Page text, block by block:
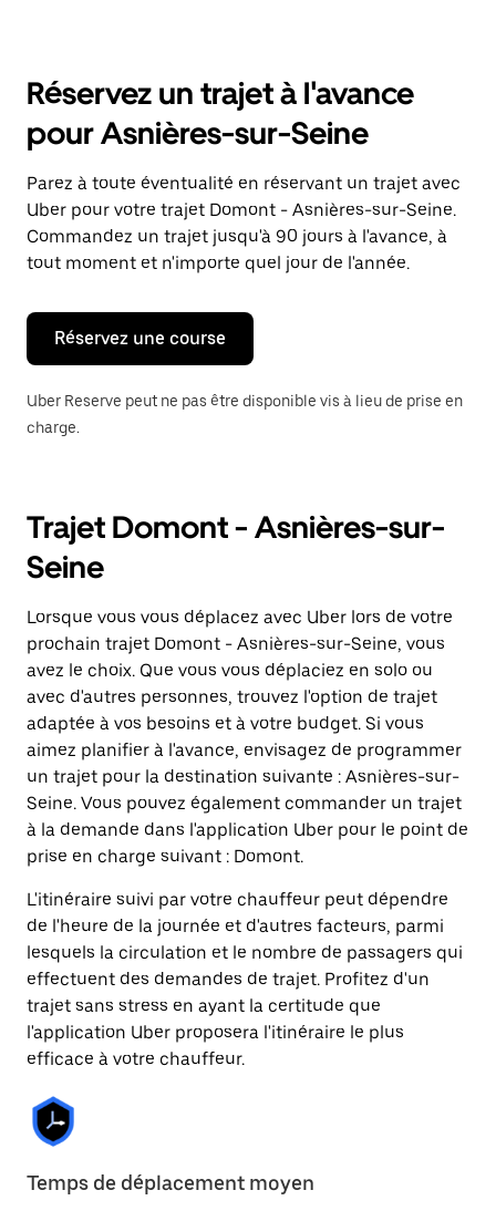
ouvrir
calendrier
et
sélectionner
une
date.
Appuyez
sur
la
Échap
pour
fermer
calendrier.
Réservez un trajet à l'avance
pour Asnières-sur-Seine
Parez à toute éventualité en réservant un trajet avec
Uber pour votre trajet Domont - Asnières-sur-Seine.
Commandez un trajet jusqu'à 90 jours à l'avance, à
tout moment et n'importe quel jour de l'année.
Réservez une course
Uber Reserve peut ne pas être disponible vis à lieu de prise en
charge.
Trajet Domont - Asnières-sur-
Seine
Lorsque vous vous déplacez avec Uber lors de votre
prochain trajet Domont - Asnières-sur-Seine, vous
avez le choix. Que vous vous déplaciez en solo ou
avec d'autres personnes, trouvez l'option de trajet
adaptée à vos besoins et à votre budget. Si vous
aimez planifier à l'avance, envisagez de programmer
un trajet pour la destination suivante : Asnières-sur-
Seine. Vous pouvez également commander un trajet
à la demande dans l'application Uber pour le point de
prise en charge suivant : Domont.
L'itinéraire suivi par votre chauffeur peut dépendre
de l'heure de la journée et d'autres facteurs, parmi
lesquels la circulation et le nombre de passagers qui
effectuent des demandes de trajet. Profitez d'un
trajet sans stress en ayant la certitude que
l'application Uber proposera l'itinéraire le plus
efficace à votre chauffeur.
Temps de déplacement moyen